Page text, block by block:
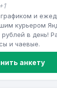
+1
и
курьером
в день!
и чаевые.
анкету